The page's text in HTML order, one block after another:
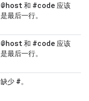
@host和 #code 应该
是最后一行。
@host和 #code 应该
是最后一行。
缺少 #。